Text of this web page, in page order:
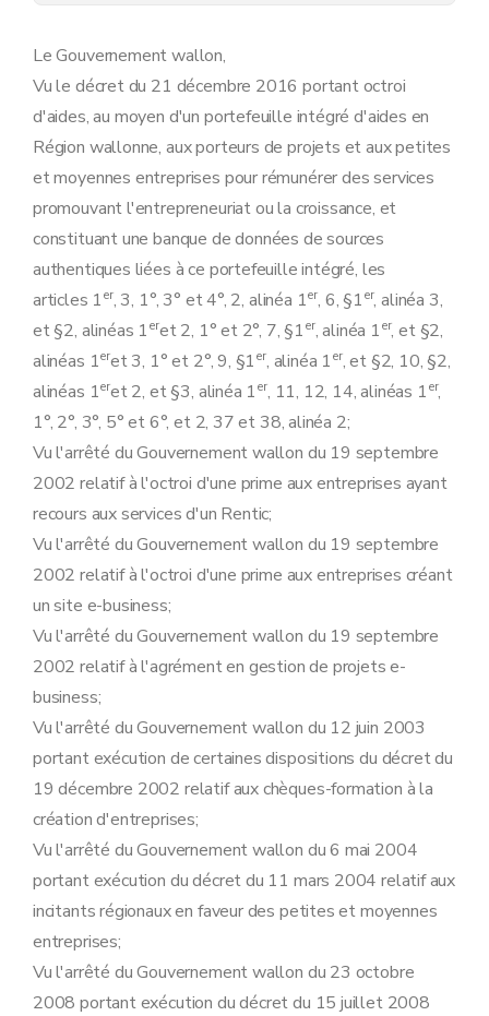
Chapitre IV Modalités de traitement des aides
Art. 16
Art. 17
Art. 18
Art. 19
Art. 20
Art. 21
Art. 22
Art. 23
Dispositions finales
Section 1ère
Dispositions modificatives
Art. 24
Art. 25
Section 2
Dispositions abrogatoires
Art. 26
Section 3
Dispositions transitoires
Art. 27
Art. 28
Section 4
Entrée en vigueur
Art. 29
Art. 30
Le Gouvernement wallon,
Vu le décret du 21 décembre 2016 portant octroi
d'aides, au moyen d'un portefeuille intégré d'aides en
Région wallonne, aux porteurs de projets et aux petites
et moyennes entreprises pour rémunérer des services
promouvant l'entrepreneuriat ou la croissance, et
constituant une banque de données de sources
authentiques liées à ce portefeuille intégré, les
articles 1er, 3, 1°, 3° et 4°, 2, alinéa 1er, 6, §1er, alinéa 3,
et §2, alinéas 1eret 2, 1° et 2°, 7, §1er, alinéa 1er, et §2,
alinéas 1eret 3, 1° et 2°, 9, §1er, alinéa 1er, et §2, 10, §2,
alinéas 1eret 2, et §3, alinéa 1er, 11, 12, 14, alinéas 1er,
1°, 2°, 3°, 5° et 6°, et 2, 37 et 38, alinéa 2;
Vu l'arrêté du Gouvernement wallon du 19 septembre
2002 relatif à l'octroi d'une prime aux entreprises ayant
recours aux services d'un Rentic;
Vu l'arrêté du Gouvernement wallon du 19 septembre
2002 relatif à l'octroi d'une prime aux entreprises créant
un site e-business;
Vu l'arrêté du Gouvernement wallon du 19 septembre
2002 relatif à l'agrément en gestion de projets e-
business;
Vu l'arrêté du Gouvernement wallon du 12 juin 2003
portant exécution de certaines dispositions du décret du
19 décembre 2002 relatif aux chèques-formation à la
création d'entreprises;
Vu l'arrêté du Gouvernement wallon du 6 mai 2004
portant exécution du décret du 11 mars 2004 relatif aux
incitants régionaux en faveur des petites et moyennes
entreprises;
Vu l'arrêté du Gouvernement wallon du 23 octobre
2008 portant exécution du décret du 15 juillet 2008